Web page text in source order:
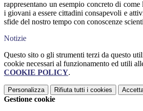
rappresentano un esempio concreto di come
i giovani a essere cittadini consapevoli e
sfide del nostro tempo con conoscenze
Notizie
Questo sito o gli strumenti terzi da questo
cookie necessari al funzionamento ed utili
COOKIE POLICY.
Personalizza Rifiuta tutti i cookies
Gestione cookie